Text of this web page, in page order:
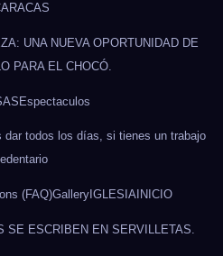
UNA NUEVA OPORTUNIDAD DE
PARA EL CHOCÓ.
Espectaculos
dar todos los días, si tienes un trabajo
(FAQ)GalleryIGLESIAINICIO
SE ESCRIBEN EN SERVILLETAS.